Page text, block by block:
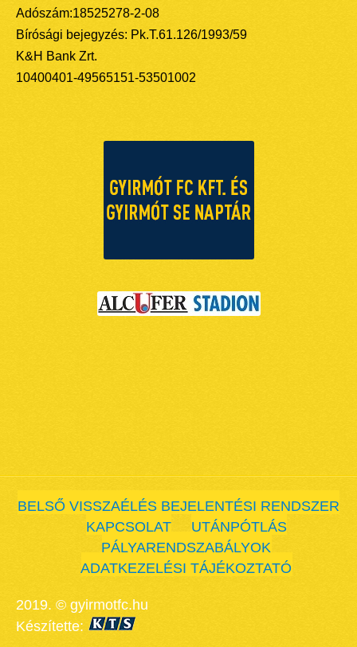
Adószám:18525278-2-08
Bírósági bejegyzés: Pk.T.61.126/1993/59
K&H Bank Zrt.
10400401-49565151-53501002
BELSŐ VISSZAÉLÉS BEJELENTÉSI RENDSZER
KAPCSOLAT
UTÁNPÓTLÁS
PÁLYARENDSZABÁLYOK
ADATKEZELÉSI TÁJÉKOZTATÓ
2019. © gyirmotfc.hu
Készítette: